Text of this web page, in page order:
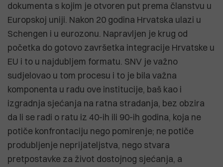
dokumenta s kojim je otvoren put prema članstvu u
Europskoj uniji. Nakon 20 godina Hrvatska ulazi u
Schengen i u eurozonu. Napravljen je krug od
početka do gotovo završetka integracije Hrvatske u
EU i to u najdubljem formatu. SNV je važno
sudjelovao u tom procesu i to je bila važna
komponenta u radu ove institucije, baš kao i
izgradnja sjećanja na ratna stradanja, bez obzira
da li se radi o ratu iz 40-ih ili 90-ih godina, koja ne
potiče konfrontaciju nego pomirenje; ne potiče
produbljenje neprijateljstva, nego stvara
pretpostavke za život dostojnog sjećanja, a